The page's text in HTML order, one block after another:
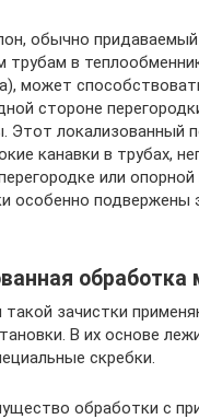
обычно придаваемый
трубам в
может
стороне
Этот локализованный
канавки в трубах,
или опорной
особенно подвержены
обработка
такой зачистки
В их основе
скребки.
обработки с